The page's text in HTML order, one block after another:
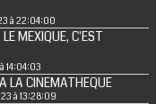
à 22:04:00
MEXIQUE, C'EST
14:04:03
LA CINEMATHEQUE
à 13:28:09